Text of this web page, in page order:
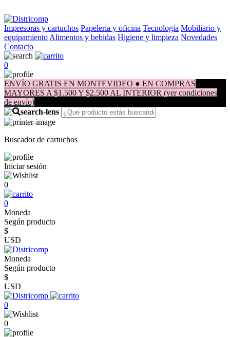
Impresoras y cartuchos Papeleria y oficina Tecnología Mobiliario y
equipamiento Alimentos y bebidas Higiene y limpieza Novedades
Contacto
0
ENVÍO GRATIS EN MONTEVIDEO ● EN COMPRAS
MAYORES A $1.500 Y $2.500 AL INTERIOR (ver condiciones
de envío)
Buscador de cartuchos
Iniciar sesión
0
0
Moneda
Según producto
$
USD
Moneda
Según producto
$
USD
0
0